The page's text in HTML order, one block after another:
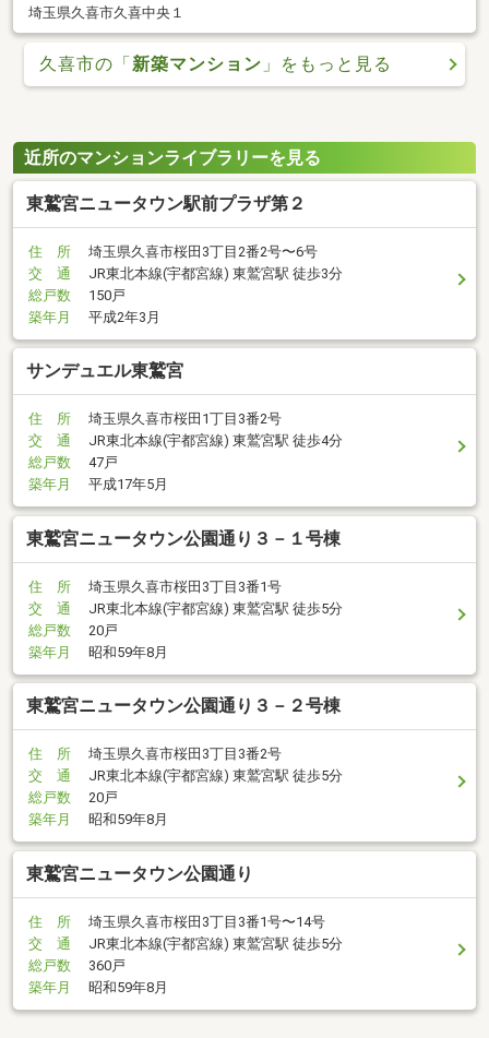
埼玉県久喜市久喜中央１
久喜市の「新築マンション 」をもっと見る
近所のマンションライブラリーを見る
東鷲宮ニュータウン駅前プラザ第２
住 所
埼玉県久喜市桜田3丁目2番2号〜6号
交 通
JR東北本線(宇都宮線) 東鷲宮駅 徒歩3分
総戸数
150戸
築年月
平成2年3月
サンデュエル東鷲宮
住 所
埼玉県久喜市桜田1丁目3番2号
交 通
JR東北本線(宇都宮線) 東鷲宮駅 徒歩4分
総戸数
47戸
築年月
平成17年5月
東鷲宮ニュータウン公園通り３－１号棟
住 所
埼玉県久喜市桜田3丁目3番1号
交 通
JR東北本線(宇都宮線) 東鷲宮駅 徒歩5分
総戸数
20戸
築年月
昭和59年8月
東鷲宮ニュータウン公園通り３－２号棟
住 所
埼玉県久喜市桜田3丁目3番2号
交 通
JR東北本線(宇都宮線) 東鷲宮駅 徒歩5分
総戸数
20戸
築年月
昭和59年8月
東鷲宮ニュータウン公園通り
住 所
埼玉県久喜市桜田3丁目3番1号〜14号
交 通
JR東北本線(宇都宮線) 東鷲宮駅 徒歩5分
総戸数
360戸
築年月
昭和59年8月